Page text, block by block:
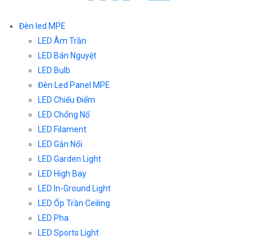
Đèn led MPE
LED Âm Trần
LED Bán Nguyệt
LED Bulb
Đèn Led Panel MPE
LED Chiếu Điểm
LED Chống Nổ
LED Filament
LED Gắn Nổi
LED Garden Light
LED High Bay
LED In-Ground Light
LED Ốp Trần Ceiling
LED Pha
LED Sports Light